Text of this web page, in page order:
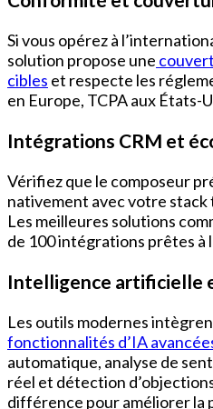
Si vous opérez à
solution propose une
cibles et respecte les
en Europe, TCPA aux États-
Intégrations CRM et
Vérifiez que le composeur
nativement avec votre
Les meilleures solutions
de 100 intégrations prêtes à
Intelligence artificielle
Les outils modernes
fonctionnalités d’IA
automatique, analyse de
réel et détection
différence pour améliorer la